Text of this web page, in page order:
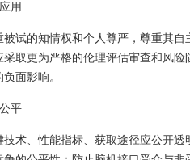
用
被试的知情权和个人尊严，尊重其
取更为严格的伦理评估审查和风
面影响。
平
技术、性能指标、获取途径应公开